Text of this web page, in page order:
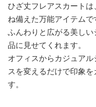
ひざ丈フレアスカート
ね備えた万能アイテムで
ふんわりと広がる美し
品に見せてくれます。
オフィスからカジュア
スを変えるだけで印象
す。